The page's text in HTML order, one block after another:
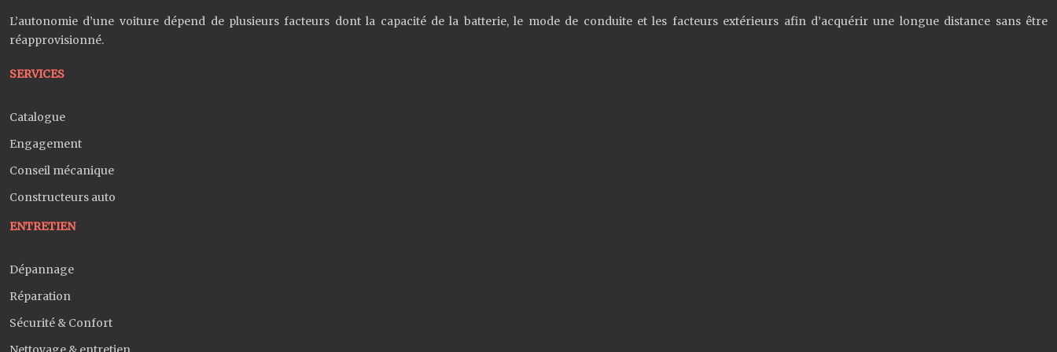
L’autonomie d’une voiture dépend de plusieurs facteurs dont la capacité de la batterie, le mode de conduite et les facteurs extérieurs afin d’acquérir une longue distance sans être
réapprovisionné.
SERVICES
Catalogue
Engagement
Conseil mécanique
Constructeurs auto
ENTRETIEN
Dépannage
Réparation
Sécurité & Confort